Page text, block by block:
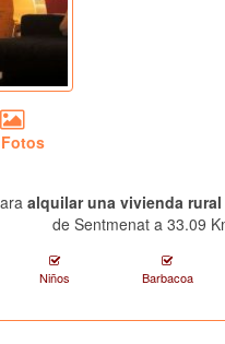
alquilar una vivienda
de Sentmenat a 33.09
Niños Barbacoa